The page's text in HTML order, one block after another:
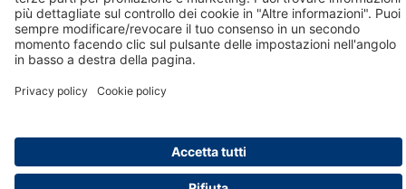
sottoscritto € 51.941.235,00 di cui versato € 51.806.190,00 |
R.E.A. n° 410952 | Reg. Impr. Bo, C.F. e P.IVA 02083271201
Società soggetta all'attività di direzione e coordinamento di
CRIBIS Holding S.r.l., Società con unico socio
Società con Sistema di Gestione Certificato da DNV ISO 9001,